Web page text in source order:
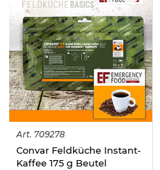
Art. 709278
Convar Feldküche Instant-
Kaffee 175 g Beutel